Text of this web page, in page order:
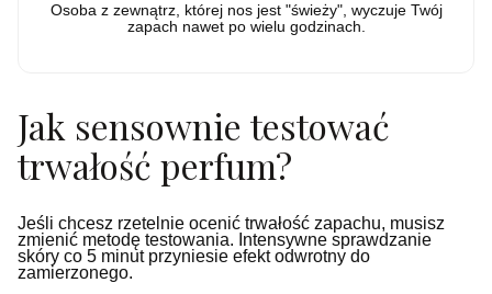
Osoba z zewnątrz, której nos jest "świeży", wyczuje Twój
zapach nawet po wielu godzinach.
Jak sensownie testować
trwałość perfum?
Jeśli chcesz rzetelnie ocenić trwałość zapachu, musisz
zmienić metodę testowania. Intensywne sprawdzanie
skóry co 5 minut przyniesie efekt odwrotny do
zamierzonego.